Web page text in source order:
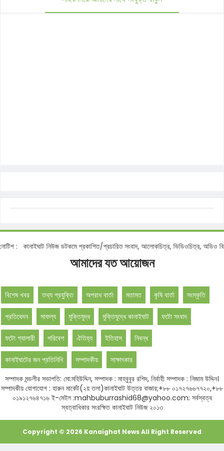
কানাইঘাট নিউজ ডটকমে প্রকাশিত/প্রচারিত সংবাদ, আলোকচিত্র, ভিডিওচিত্র, অডিও বিনা
আমাদের যত আয়োজন
বিশেষ খবর তথ্য প্রযুক্তি অপরাধ বার্তা মতামত কৃষি বার্তা সংস্কৃতি
প্রতিবেদন সাফল্য মুক্তিযুদ্ধ মুক্তিযুদ্ধে কানাইঘাট ফটো সংবাদ
ফটো গ্যালারী পরিবেশ ঐতিহ্য ইতিহাস নিবন্ধ
কানাইঘাটের জন প্রতিনিধি সম্পাদকীয়
সাক্ষাৎকার
সম্পাদক মন্ডলীর সভাপতি: মো:মহিউদ্দিন, সম্পাদক : মাহবুবুর রশিদ, নির্বাহী সম্পাদক : নিজাম উদ্দিন।
সম্পাদকীয় যোগাযোগ : হারুন মার্কেট(২য় তলা)কানাইঘাট উত্তর বাজার;+৮৮ ০১৭২৭৬৬৭৭২০,+৮৮
০১৯১২৭৬৪৭১৬ ই-মেইল :mahbuburrashid68@yahoo.com: সর্বস্বত্ব
স্বত্বাধিকার সংরক্ষিত কানাইঘাট নিউজ ২০১৩
Copyright © 2026 Kanaighat NewsAll Right Reserved